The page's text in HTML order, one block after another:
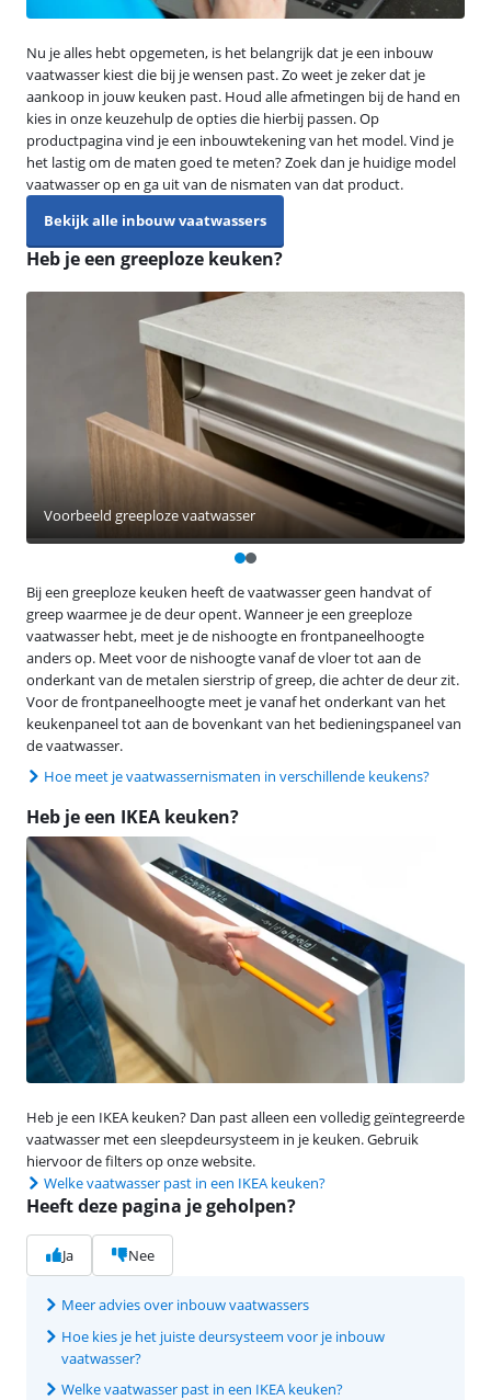
Nu je alles hebt opgemeten, is het belangrijk dat je een inbouw
vaatwasser kiest die bij je wensen past. Zo weet je zeker dat je
aankoop in jouw keuken past. Houd alle afmetingen bij de hand en
kies in onze keuzehulp de opties die hierbij passen. Op
productpagina vind je een inbouwtekening van het model. Vind je
het lastig om de maten goed te meten? Zoek dan je huidige model
vaatwasser op en ga uit van de nismaten van dat product.
Bekijk alle inbouw vaatwassers
Heb je een greeploze keuken?
Bij een greeploze keuken heeft de vaatwasser geen handvat of
greep waarmee je de deur opent. Wanneer je een greeploze
vaatwasser hebt, meet je de nishoogte en frontpaneelhoogte
anders op. Meet voor de nishoogte vanaf de vloer tot aan de
onderkant van de metalen sierstrip of greep, die achter de deur zit.
Voor de frontpaneelhoogte meet je vanaf het onderkant van het
keukenpaneel tot aan de bovenkant van het bedieningspaneel van
de vaatwasser.
Hoe meet je vaatwassernismaten in verschillende keukens?
Voorbeeld greeploze vaatwasser
Heb je een IKEA keuken?
Heb je een IKEA keuken? Dan past alleen een volledig geïntegreerde
vaatwasser met een sleepdeursysteem in je keuken. Gebruik
hiervoor de filters op onze website.
Welke vaatwasser past in een IKEA keuken?
Heeft deze pagina je geholpen?
Ja Nee
Meer advies over inbouw vaatwassers
Hoe kies je het juiste deursysteem voor je inbouw
vaatwasser?
Welke vaatwasser past in een IKEA keuken?